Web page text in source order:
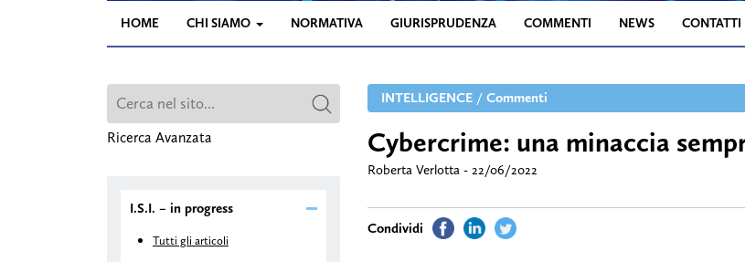
HOME CHI SIAMO NORMATIVA GIURISPRUDENZA COMMENTI NEWS CONTATTI
Ricerca Avanzata
I.S.I. – in progress
Tutti gli articoli
INTELLIGENCE / Commenti
Cybercrime: una minaccia
Roberta Verlotta - 22/06/2022